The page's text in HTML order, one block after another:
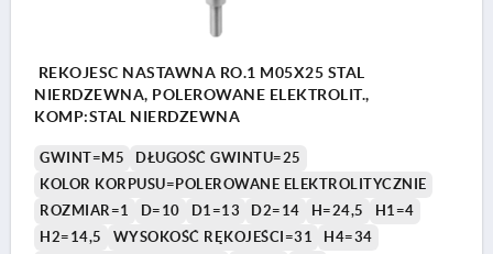
REKOJESC NASTAWNA RO.1 M05X25 STAL
NIERDZEWNA, POLEROWANE ELEKTROLIT.,
KOMP:STAL NIERDZEWNA
GWINT=M5
DŁUGOŚĆ GWINTU=25
KOLOR KORPUSU=POLEROWANE ELEKTROLITYCZNIE
ROZMIAR=1
D=10 D1=13 D2=14 H=24,5
H1=4
H2=14,5
WYSOKOŚĆ RĘKOJEŚCI=31
H4=34